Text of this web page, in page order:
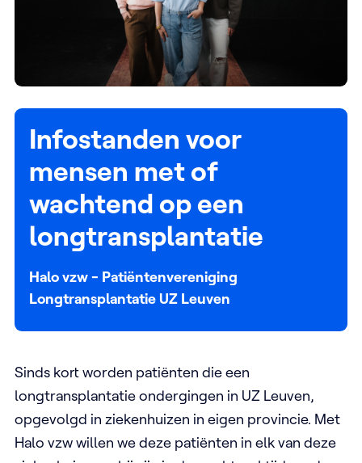
Infostanden voor
mensen met of
wachtend op een
longtransplantatie
Halo vzw - Patiëntenvereniging
Longtransplantatie UZ Leuven
Sinds kort worden patiënten die een
longtransplantatie ondergingen in UZ Leuven,
opgevolgd in ziekenhuizen in eigen provincie. Met
Halo vzw willen we deze patiënten in elk van deze